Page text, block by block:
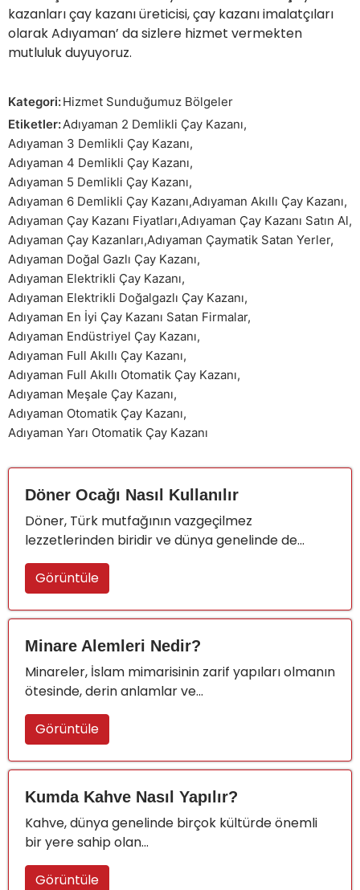
kazanları çay kazanı üreticisi, çay kazanı imalatçıları
olarak Adıyaman’ da sizlere hizmet vermekten
mutluluk duyuyoruz.
Kategori:Hizmet Sunduğumuz Bölgeler
Etiketler:Adıyaman 2 Demlikli Çay Kazanı,
Adıyaman 3 Demlikli Çay Kazanı,
Adıyaman 4 Demlikli Çay Kazanı,
Adıyaman 5 Demlikli Çay Kazanı,
Adıyaman 6 Demlikli Çay Kazanı,Adıyaman Akıllı Çay Kazanı,
Adıyaman Çay Kazanı Fiyatları,Adıyaman Çay Kazanı Satın Al,
Adıyaman Çay Kazanları,Adıyaman Çaymatik Satan Yerler,
Adıyaman Doğal Gazlı Çay Kazanı,
Adıyaman Elektrikli Çay Kazanı,
Adıyaman Elektrikli Doğalgazlı Çay Kazanı,
Adıyaman En İyi Çay Kazanı Satan Firmalar,
Adıyaman Endüstriyel Çay Kazanı,
Adıyaman Full Akıllı Çay Kazanı,
Adıyaman Full Akıllı Otomatik Çay Kazanı,
Adıyaman Meşale Çay Kazanı,
Adıyaman Otomatik Çay Kazanı,
Adıyaman Yarı Otomatik Çay Kazanı
Döner Ocağı Nasıl Kullanılır
Döner, Türk mutfağının vazgeçilmez
lezzetlerinden biridir ve dünya genelinde de...
Görüntüle
Minare Alemleri Nedir?
Minareler, İslam mimarisinin zarif yapıları olmanın
ötesinde, derin anlamlar ve...
Görüntüle
Kumda Kahve Nasıl Yapılır?
Kahve, dünya genelinde birçok kültürde önemli
bir yere sahip olan...
Görüntüle